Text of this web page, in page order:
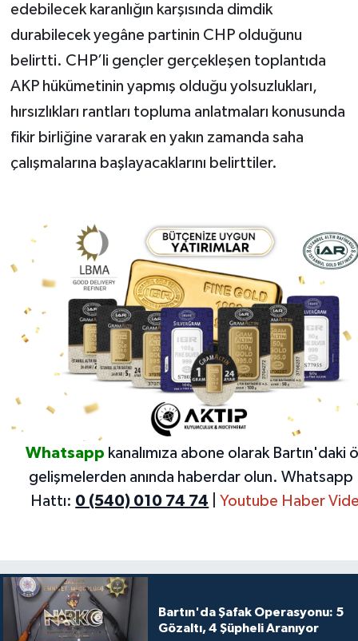
edebilecek karanlığın karşısında dimdik
durabilecek yegâne partinin CHP olduğunu
belirtti. CHP’li gençler gerçekleşen toplantıda
AKP hükümetinin yapmış olduğu yolsuzlukları,
hırsızlıkları rantları topluma anlatmaları konusunda
fikir birliğine vararak en yakın zamanda saha
çalışmalarına başlayacaklarını belirttiler.
Whatsapp kanalımıza abone olarak Bartın'daki
gelişmelerden anında haberdar olun. Whatsapp
Hattı: 0 (540) 010 74 74 Youtube Haber
Bartın'da Şafak Operasyonu: 5
Gözaltı, 4 Şüpheli Aranıyor